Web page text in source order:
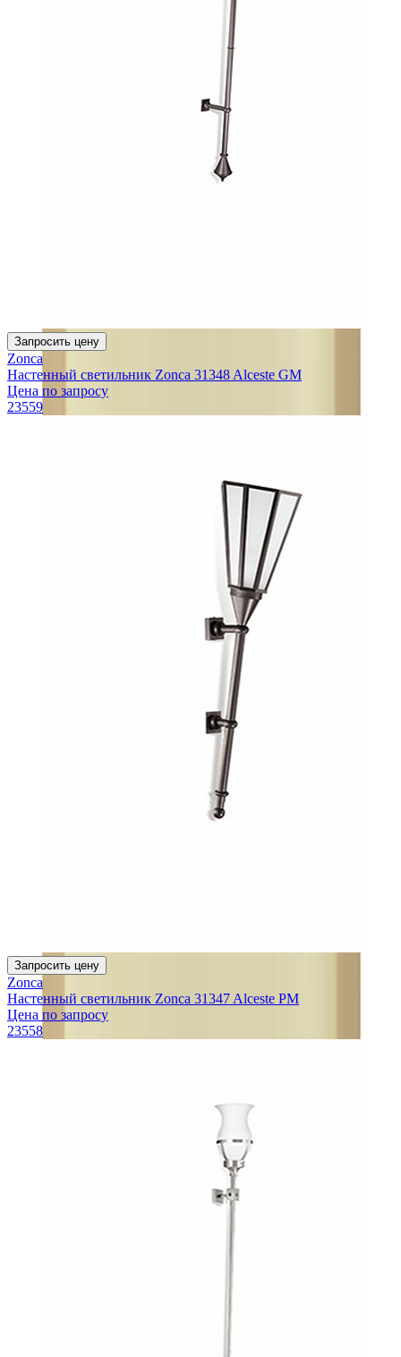
Запросить цену
Zonca
Настенный светильник Zonca 31348 Alceste GM
Цена по запросу
23559
Запросить цену
Zonca
Настенный светильник Zonca 31347 Alceste PM
Цена по запросу
23558